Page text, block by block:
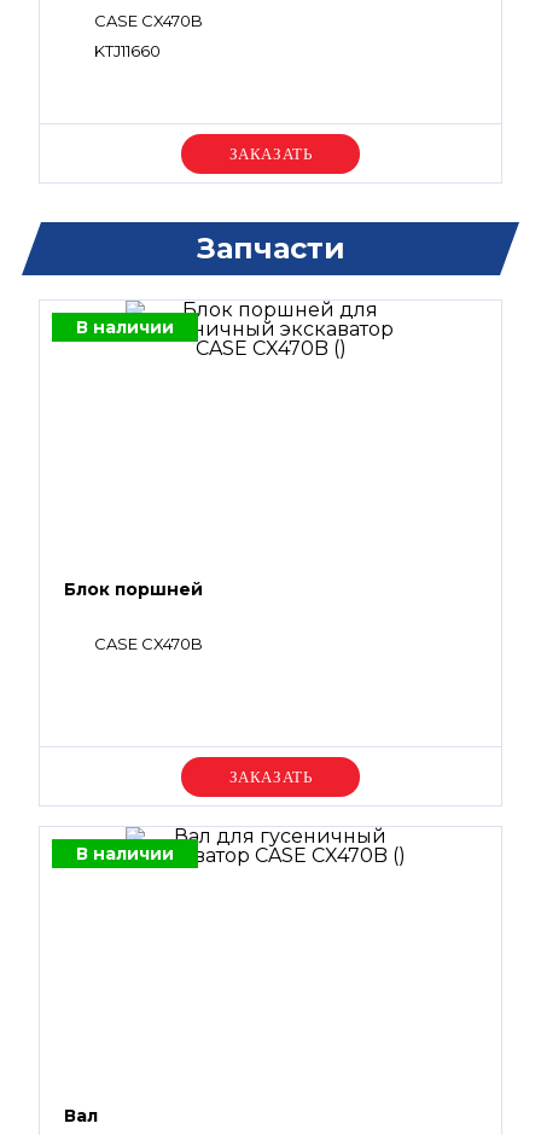
CASE CX470B
KTJ11660
Уточняйте цену
Запчасти
В наличии
Блок поршней
CASE CX470B
Уточняйте цену
В наличии
Вал